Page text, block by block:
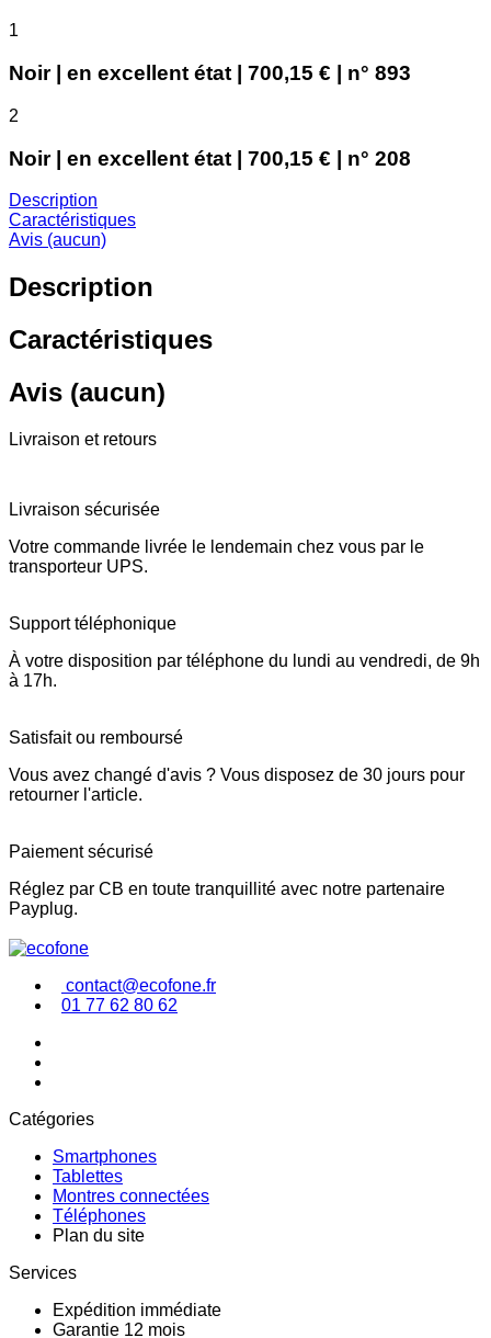
1
Noir | en excellent état | 700,15 € | n° 893
2
Noir | en excellent état | 700,15 € | n° 208
Description
Caractéristiques
Avis (aucun)
Description
Caractéristiques
Avis (aucun)
Livraison et retours
Livraison sécurisée
Votre commande livrée le lendemain chez vous par le
transporteur UPS.
Support téléphonique
À votre disposition par téléphone du lundi au vendredi, de 9h
à 17h.
Satisfait ou remboursé
Vous avez changé d'avis ? Vous disposez de 30 jours pour
retourner l'article.
Paiement sécurisé
Réglez par CB en toute tranquillité avec notre partenaire
Payplug.
contact@ecofone.fr
01 77 62 80 62
Catégories
Smartphones
Tablettes
Montres connectées
Téléphones
Plan du site
Services
Expédition immédiate
Garantie 12 mois